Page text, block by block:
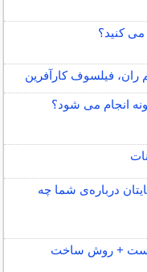
کنید؟
انجام می شود؟
درباره‌ی شما چه
چیست + روش ساخت